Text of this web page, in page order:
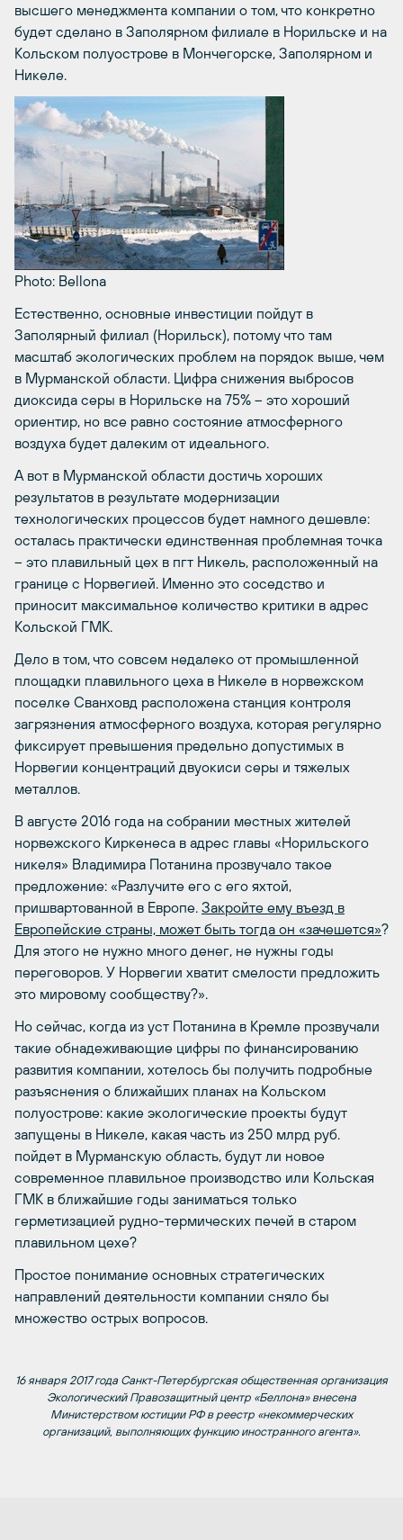
высшего менеджмента компании о том, что конкретно
будет сделано в Заполярном филиале в Норильске и на
Кольском полуострове в Мончегорске, Заполярном и
Никеле.
Photo: Bellona
Естественно, основные инвестиции пойдут в
Заполярный филиал (Норильск), потому что там
масштаб экологических проблем на порядок выше, чем
в Мурманской области. Цифра снижения выбросов
диоксида серы в Норильске на 75% – это хороший
ориентир, но все равно состояние атмосферного
воздуха будет далеким от идеального.
А вот в Мурманской области достичь хороших
результатов в результате модернизации
технологических процессов будет намного дешевле:
осталась практически единственная проблемная точка
– это плавильный цех в пгт Никель, расположенный на
границе с Норвегией. Именно это соседство и
приносит максимальное количество критики в адрес
Кольской ГМК.
Дело в том, что совсем недалеко от промышленной
площадки плавильного цеха в Никеле в норвежском
поселке Сванховд расположена станция контроля
загрязнения атмосферного воздуха, которая регулярно
фиксирует превышения предельно допустимых в
Норвегии концентраций двуокиси серы и тяжелых
металлов.
В августе 2016 года на собрании местных жителей
норвежского Киркенеса в адрес главы «Норильского
никеля» Владимира Потанина прозвучало такое
предложение: «Разлучите его с его яхтой,
пришвартованной в Европе. Закройте ему въезд в
Европейские страны, может быть тогда он «зачешется»?
Для этого не нужно много денег, не нужны годы
переговоров. У Норвегии хватит смелости предложить
это мировому сообществу?».
Но сейчас, когда из уст Потанина в Кремле прозвучали
такие обнадеживающие цифры по финансированию
развития компании, хотелось бы получить подробные
разъяснения о ближайших планах на Кольском
полуострове: какие экологические проекты будут
запущены в Никеле, какая часть из 250 млрд руб.
пойдет в Мурманскую область, будут ли новое
современное плавильное производство или Кольская
ГМК в ближайшие годы заниматься только
герметизацией рудно-термических печей в старом
плавильном цехе?
Простое понимание основных стратегических
направлений деятельности компании сняло бы
множество острых вопросов.
16 января 2017 года Санкт-Петербургская общественная организация
Экологический Правозащитный центр «Беллона» внесена
Министерством юстиции РФ в реестр «некоммерческих
организаций, выполняющих функцию иностранного агента».